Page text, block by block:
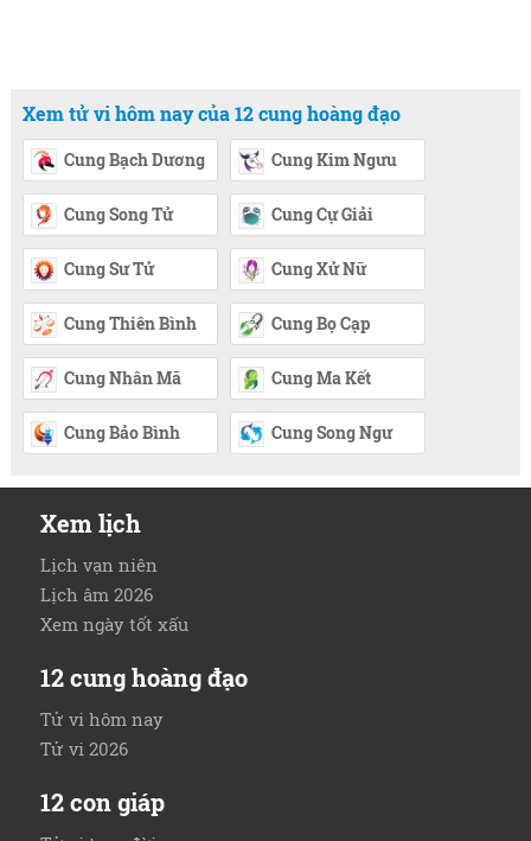
Xem tử vi hôm nay của 12 cung hoàng đạo
Cung Bạch Dương Cung Kim Ngưu
Cung Song Tử Cung Cự Giải
Cung Sư Tử Cung Xử Nữ
Cung Thiên Bình Cung Bọ Cạp
Cung Nhân Mã Cung Ma Kết
Cung Bảo Bình Cung Song Ngư
Xem lịch
Lịch vạn niên
Lịch âm 2026
Xem ngày tốt xấu
12 cung hoàng đạo
Tử vi hôm nay
Tử vi 2026
12 con giáp